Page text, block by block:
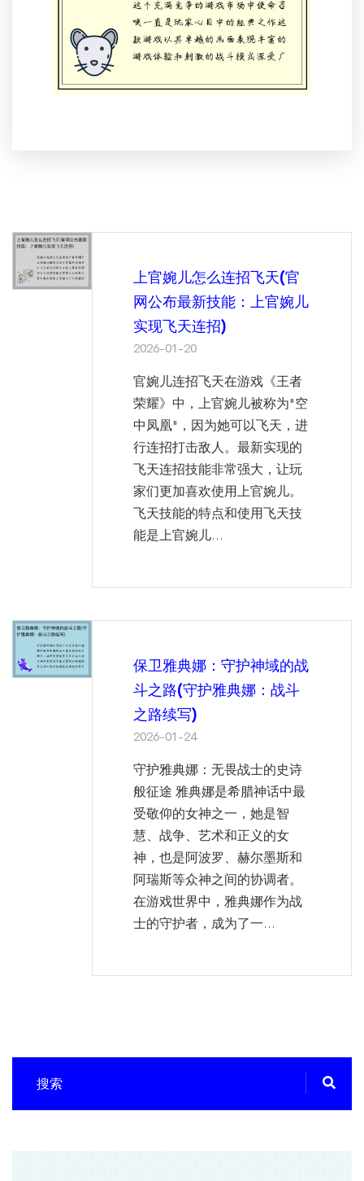
上官婉儿怎么连招飞天(官
网公布最新技能：上官婉儿
实现飞天连招)
2026-01-20
官婉儿连招飞天在游戏《王者
荣耀》中，上官婉儿被称为"空
中凤凰"，因为她可以飞天，进
行连招打击敌人。最新实现的
飞天连招技能非常强大，让玩
家们更加喜欢使用上官婉儿。
飞天技能的特点和使用飞天技
能是上官婉儿...
保卫雅典娜：守护神域的战
斗之路(守护雅典娜：战斗
之路续写)
2026-01-24
守护雅典娜：无畏战士的史诗
般征途 雅典娜是希腊神话中最
受敬仰的女神之一，她是智
慧、战争、艺术和正义的女
神，也是阿波罗、赫尔墨斯和
阿瑞斯等众神之间的协调者。
在游戏世界中，雅典娜作为战
士的守护者，成为了一...